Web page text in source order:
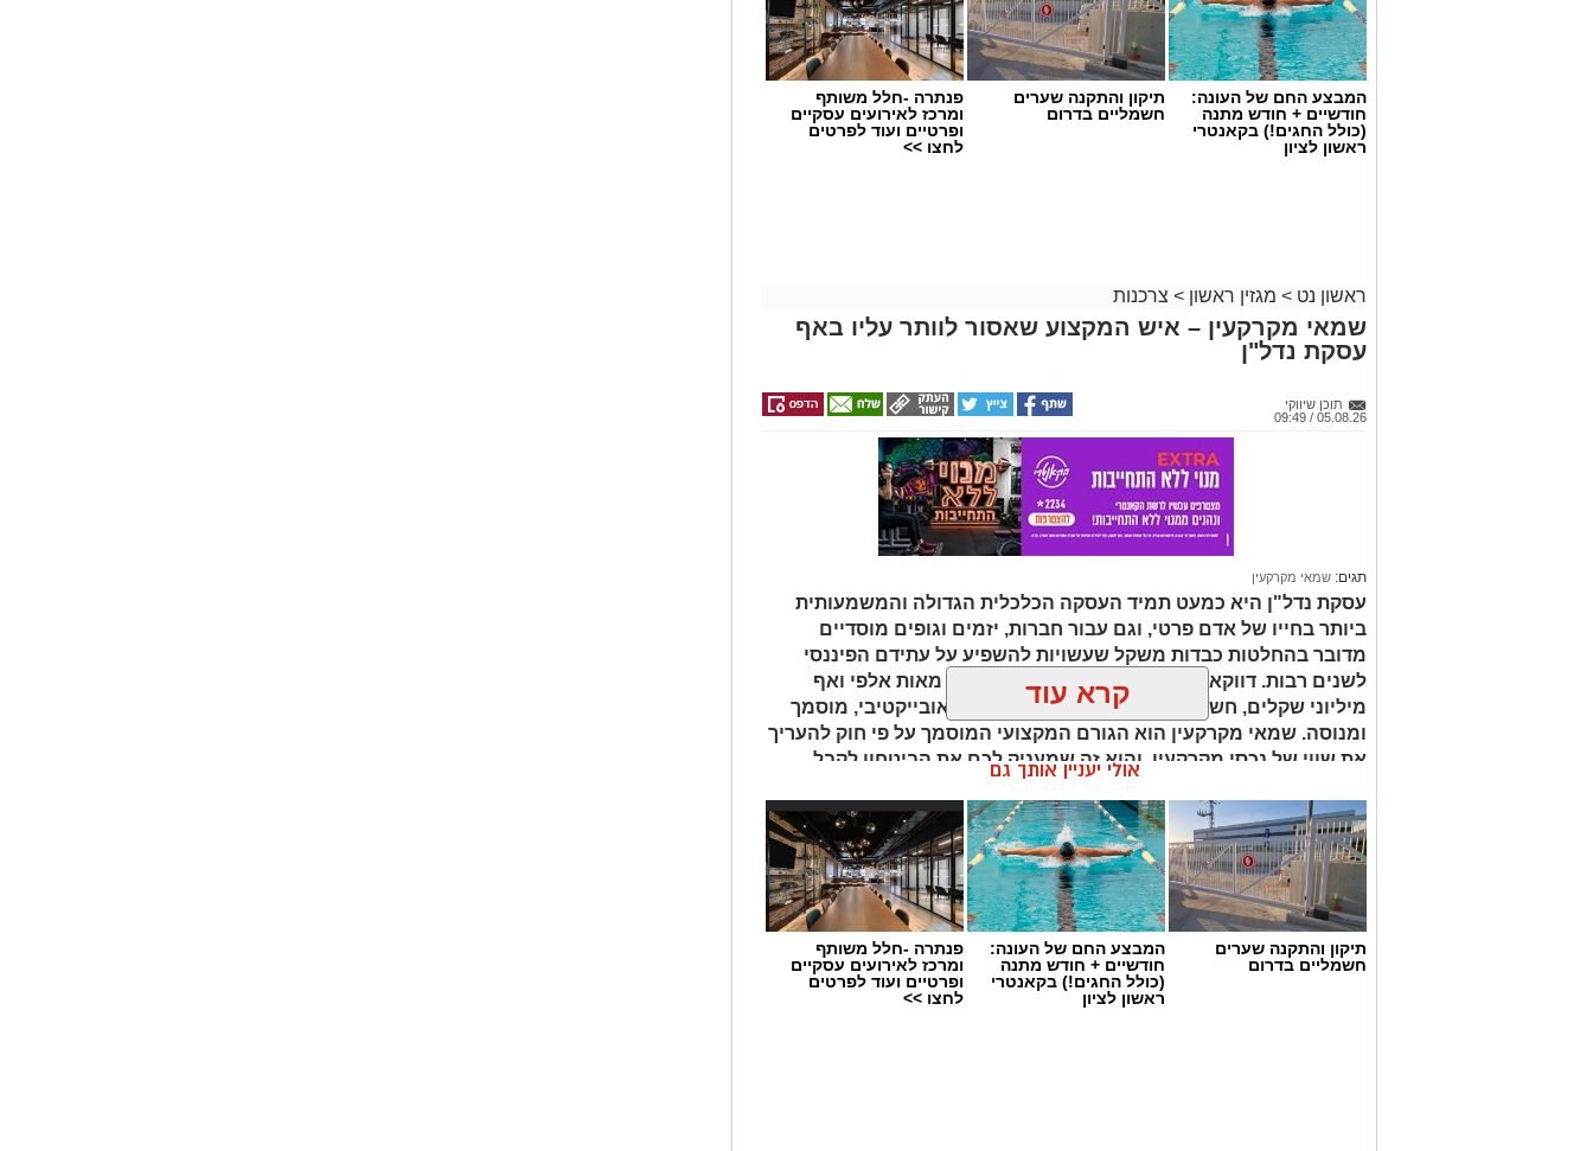
המבצע החם של העונה:
חודשיים + חודש מתנה
(כולל החגים!) בקאנטרי
ראשון לציון
תיקון והתקנה שערים
חשמליים בדרום
פנתרה -חלל משותף
ומרכז לאירועים עסקיים
ופרטיים ועוד לפרטים
לחצו >>
ראשון נט > מגזין ראשון > צרכנות
שמאי מקרקעין – איש המקצוע שאסור לוותר עליו באף
עסקת נדל"ן
תוכן שיווקי
05.08.26 / 09:49
תגים: שמאי מקרקעין
עסקת נדל"ן היא כמעט תמיד העסקה הכלכלית הגדולה והמשמעותית
ביותר בחייו של אדם פרטי, וגם עבור חברות, יזמים וגופים מוסדיים
מדובר בהחלטות כבדות משקל שעשויות להשפיע על עתידם הפיננסי
לשנים רבות. דווקא ברגעים שבהם מונחים על הכף מאות אלפי ואף
מיליוני שקלים, חשוב שיעמוד לצידכם איש מקצוע אובייקטיבי, מוסמך
ומנוסה. שמאי מקרקעין הוא הגורם המקצועי המוסמך על פי חוק להעריך
את שווי של נכסי מקרקעין, והוא זה שמעניק לכם את הביטחון לקבל
החלטות מבוססות, שקולות ובטוחות.
קרא עוד
אולי יעניין אותך גם
תיקון והתקנה שערים
חשמליים בדרום
המבצע החם של העונה:
חודשיים + חודש מתנה
(כולל החגים!) בקאנטרי
ראשון לציון
פנתרה -חלל משותף
ומרכז לאירועים עסקיים
ופרטיים ועוד לפרטים
לחצו >>